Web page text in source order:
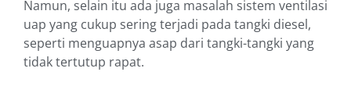
Namun, selain itu ada juga masalah sistem ventilasi
uap yang cukup sering terjadi pada tangki diesel,
seperti menguapnya asap dari tangki-tangki yang
tidak tertutup rapat.